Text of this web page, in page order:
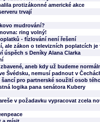
protizákonné americké akce
trvají
mudrování?
ring volný!
- fízlování není řešení
ale zákon o televizních poplatcích
úspěch s Deníky Alana Clarka
aneb kdy už budeme
Švédsku, nemusí padnout v
pro partnerské soužití osob
logika pana senátora Kubery
v požadavku vypracovat zcela